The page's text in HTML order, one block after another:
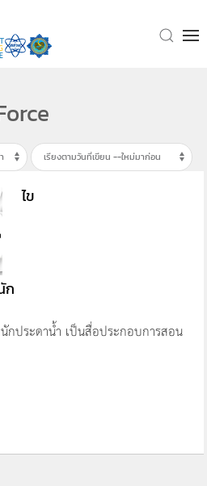
ไข
ก
กประดาน้ำ เป็นสื่อประกอบการสอน